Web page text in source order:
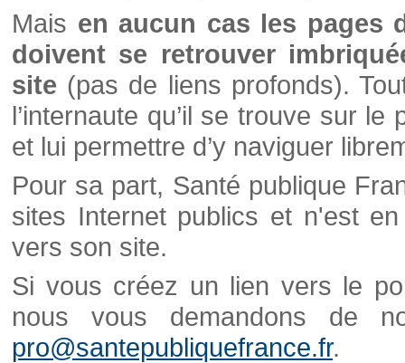
Mais en aucun cas les pages
doivent se retrouver
site (pas de liens profonds).
l’internaute qu’il se trouve sur
et lui permettre d’y naviguer
Pour sa part, Santé publique
sites Internet publics et n'est
vers son site.
Si vous créez un lien vers le
nous vous demandons de
pro@santepubliquefrance.fr.